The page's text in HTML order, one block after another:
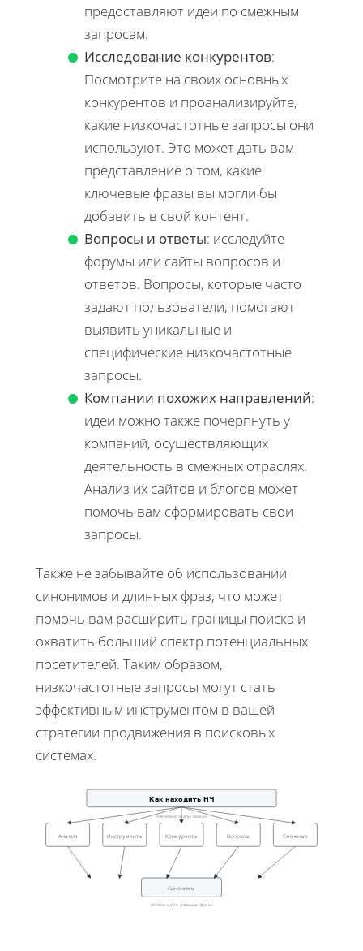
предоставляют идеи по смежным
запросам.
Исследование конкурентов:
Посмотрите на своих основных
конкурентов и проанализируйте,
какие низкочастотные запросы они
используют. Это может дать вам
представление о том, какие
ключевые фразы вы могли бы
добавить в свой контент.
Вопросы и ответы: исследуйте
форумы или сайты вопросов и
ответов. Вопросы, которые часто
задают пользователи, помогают
выявить уникальные и
специфические низкочастотные
запросы.
Компании похожих направлений:
идеи можно также почерпнуть у
компаний, осуществляющих
деятельность в смежных отраслях.
Анализ их сайтов и блогов может
помочь вам сформировать свои
запросы.
Также не забывайте об использовании
синонимов и длинных фраз, что может
помочь вам расширить границы поиска и
охватить больший спектр потенциальных
посетителей. Таким образом,
низкочастотные запросы могут стать
эффективным инструментом в вашей
стратегии продвижения в поисковых
системах.
Как находить НЧ
Анализ Инструменты Конкуренты Вопросы Смежные
Синонимы
Ключевые этапы поиска
Используйте длинные фразы